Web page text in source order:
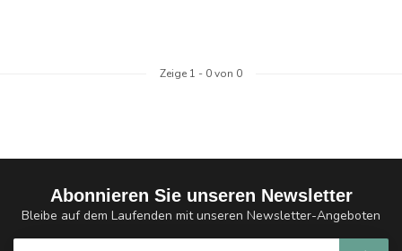
Zeige 1 - 0von 0
Abonnieren Sie unseren Newsletter
Bleibe auf dem Laufenden mit unseren Newsletter-Angeboten